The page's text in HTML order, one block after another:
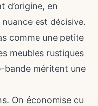
d’origine, en
est décisive.
comme une petite
meubles rustiques
bande méritent une
On économise du